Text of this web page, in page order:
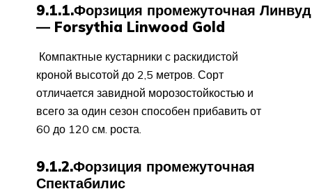
9.1.1.Форзиция промежуточная
— Forsythia Linwood Gold
Компактные кустарники с раскидистой
кроной высотой до 2,5 метров. Сорт
отличается завидной морозостойкостью и
всего за один сезон способен прибавить от
60 до 120 см. роста.
9.1.2.Форзиция промежуточная
Спектабилис